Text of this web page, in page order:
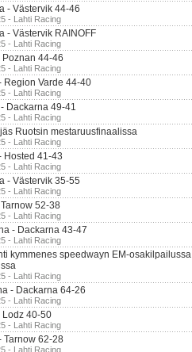
- Västervik 44-46
- Lahti Racing
- Västervik RAINOFF
- Lahti Racing
Poznan 44-46
- Lahti Racing
Region Varde 44-40
- Lahti Racing
Dackarna 49-41
- Lahti Racing
Ruotsin mestaruusfinaalissa
- Lahti Racing
Hosted 41-43
- Lahti Racing
- Västervik 35-55
- Lahti Racing
52-38
- Lahti Racing
- Dackarna 43-47
- Lahti Racing
kymmenes speedwayn EM-osakilpailussa
- Lahti Racing
- Dackarna 64-26
- Lahti Racing
Lodz 40-50
- Lahti Racing
Tarnow 62-28
- Lahti Racing